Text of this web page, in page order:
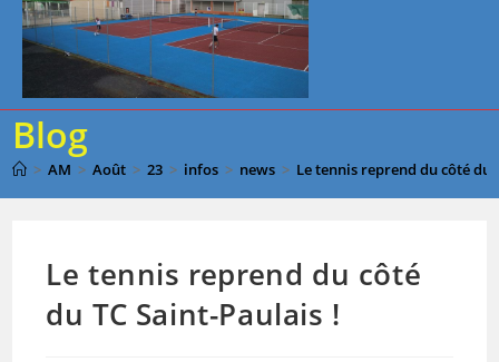
Blog
> AM > Août > 23 > infos > news > Le tennis reprend du côté du
Le tennis reprend du côté
du TC Saint-Paulais !